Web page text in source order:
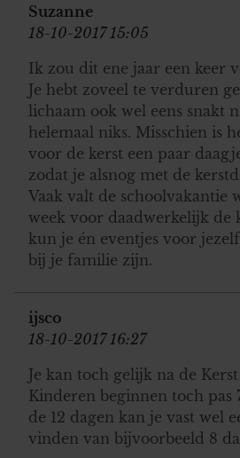
Suzanne
18-10-2017 15:05
Ik zou dit ene jaar een keer
Je hebt zoveel te verduren
lichaam ook wel eens snakt
helemaal niks. Misschien is
voor de kerst een paar
zodat je alsnog met de
Vaak valt de schoolvakantie
week voor daadwerkelijk de
kun je én eventjes voor
bij je familie zijn.
ijsco
18-10-2017 16:27
Je kan toch gelijk na de Kerst
Kinderen beginnen toch pas
de 12 dagen kan je vast wel
vinden van bijvoorbeeld 8